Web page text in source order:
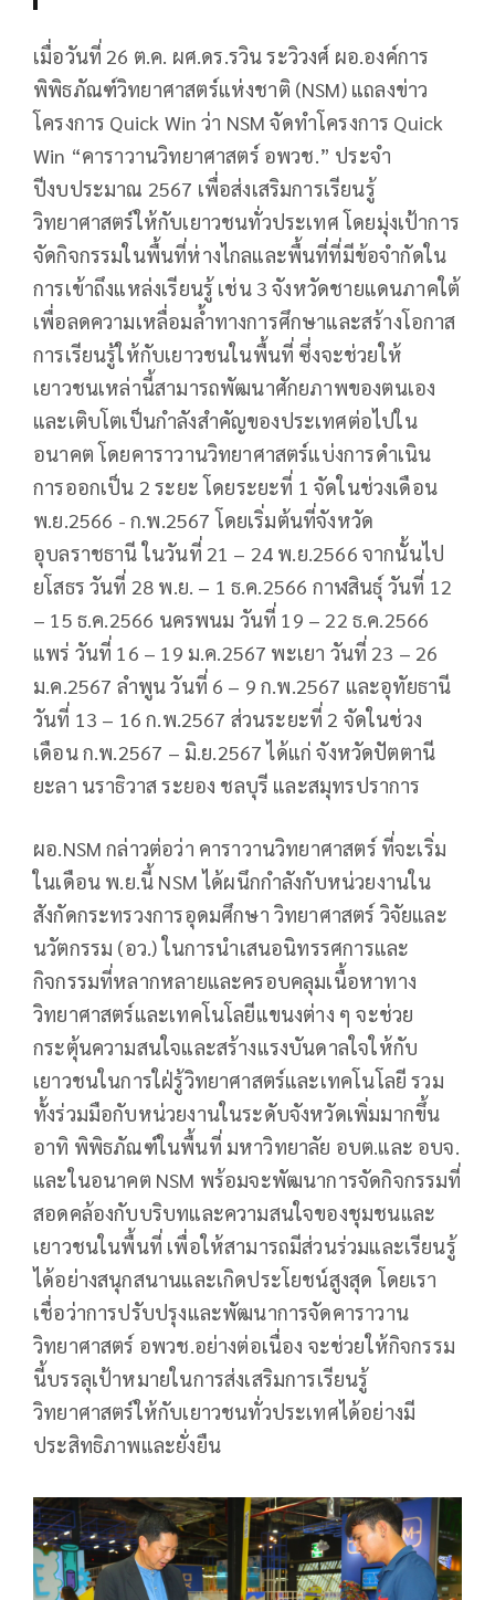
เมื่อวันที่ 26 ต.ค. ผศ.ดร.รวิน ระวิวงศ์ ผอ.องค์การ
พิพิธภัณฑ์วิทยาศาสตร์แห่งชาติ (NSM) แถลงข่าว
โครงการ Quick Win ว่า NSM จัดทำโครงการ Quick
Win “คาราวานวิทยาศาสตร์ อพวช.” ประจำ
ปีงบประมาณ 2567 เพื่อส่งเสริมการเรียนรู้
วิทยาศาสตร์ให้กับเยาวชนทั่วประเทศ โดยมุ่งเป้าการ
จัดกิจกรรมในพื้นที่ห่างไกลและพื้นที่ที่มีข้อจำกัดใน
การเข้าถึงแหล่งเรียนรู้ เช่น 3 จังหวัดชายแดนภาคใต้
เพื่อลดความเหลื่อมล้ำทางการศึกษาและสร้างโอกาส
การเรียนรู้ให้กับเยาวชนในพื้นที่ ซึ่งจะช่วยให้
เยาวชนเหล่านี้สามารถพัฒนาศักยภาพของตนเอง
และเติบโตเป็นกำลังสำคัญของประเทศต่อไปใน
อนาคต โดยคาราวานวิทยาศาสตร์แบ่งการดำเนิน
การออกเป็น 2 ระยะ โดยระยะที่ 1 จัดในช่วงเดือน
พ.ย.2566 - ก.พ.2567 โดยเริ่มต้นที่จังหวัด
อุบลราชธานี ในวันที่ 21 – 24 พ.ย.2566 จากนั้นไป
ยโสธร วันที่ 28 พ.ย. – 1 ธ.ค.2566 กาฬสินธุ์ วันที่ 12
– 15 ธ.ค.2566 นครพนม วันที่ 19 – 22 ธ.ค.2566
แพร่ วันที่ 16 – 19 ม.ค.2567 พะเยา วันที่ 23 – 26
ม.ค.2567 ลำพูน วันที่ 6 – 9 ก.พ.2567 และอุทัยธานี
วันที่ 13 – 16 ก.พ.2567 ส่วนระยะที่ 2 จัดในช่วง
เดือน ก.พ.2567 – มิ.ย.2567 ได้แก่ จังหวัดปัตตานี
ยะลา นราธิวาส ระยอง ชลบุรี และสมุทรปราการ
ผอ.NSM กล่าวต่อว่า คาราวานวิทยาศาสตร์ ที่จะเริ่ม
ในเดือน พ.ย.นี้ NSM ได้ผนึกกำลังกับหน่วยงานใน
สังกัดกระทรวงการอุดมศึกษา วิทยาศาสตร์ วิจัยและ
นวัตกรรม (อว.) ในการนำเสนอนิทรรศการและ
กิจกรรมที่หลากหลายและครอบคลุมเนื้อหาทาง
วิทยาศาสตร์และเทคโนโลยีแขนงต่าง ๆ จะช่วย
กระตุ้นความสนใจและสร้างแรงบันดาลใจให้กับ
เยาวชนในการใฝ่รู้วิทยาศาสตร์และเทคโนโลยี รวม
ทั้งร่วมมือกับหน่วยงานในระดับจังหวัดเพิ่มมากขึ้น
อาทิ พิพิธภัณฑ์ในพื้นที่ มหาวิทยาลัย อบต.และ อบจ.
และในอนาคต NSM พร้อมจะพัฒนาการจัดกิจกรรมที่
สอดคล้องกับบริบทและความสนใจของชุมชนและ
เยาวชนในพื้นที่ เพื่อให้สามารถมีส่วนร่วมและเรียนรู้
ได้อย่างสนุกสนานและเกิดประโยชน์สูงสุด โดยเรา
เชื่อว่าการปรับปรุงและพัฒนาการจัดคาราวาน
วิทยาศาสตร์ อพวช.อย่างต่อเนื่อง จะช่วยให้กิจกรรม
นี้บรรลุเป้าหมายในการส่งเสริมการเรียนรู้
วิทยาศาสตร์ให้กับเยาวชนทั่วประเทศได้อย่างมี
ประสิทธิภาพและยั่งยืน